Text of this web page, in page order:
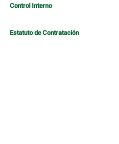
Control Interno
Estatuto de Contratación